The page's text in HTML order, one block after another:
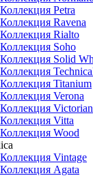
Коллекция Petra
Коллекция Ravena
Коллекция Rialto
Коллекция Soho
Коллекция Solid
Коллекция
Коллекция Titanium
Коллекция Verona
Коллекция Victorian
Коллекция Vitta
Коллекция Wood
Коллекция Vintage
Коллекция Agata